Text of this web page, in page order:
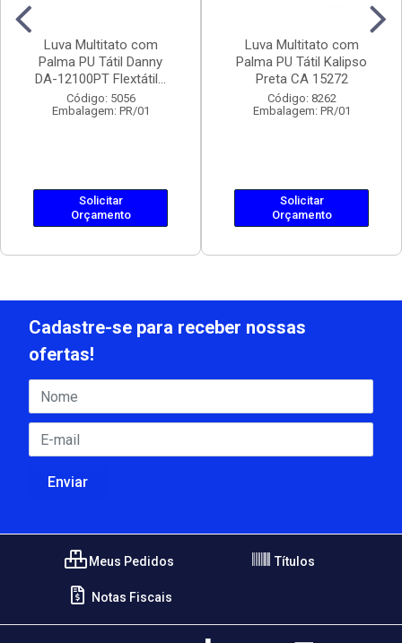
Luva Multitato com
Palma PU Tátil Danny
DA-12100PT Flextátil...
Código: 5056
Embalagem: PR/01
Solicitar
Orçamento
Luva Multitato com
Palma PU Tátil Kalipso
Preta CA 15272
Código: 8262
Embalagem: PR/01
Solicitar
Orçamento
Cadastre-se para receber nossas
ofertas!
Meus Pedidos Títulos
Notas Fiscais